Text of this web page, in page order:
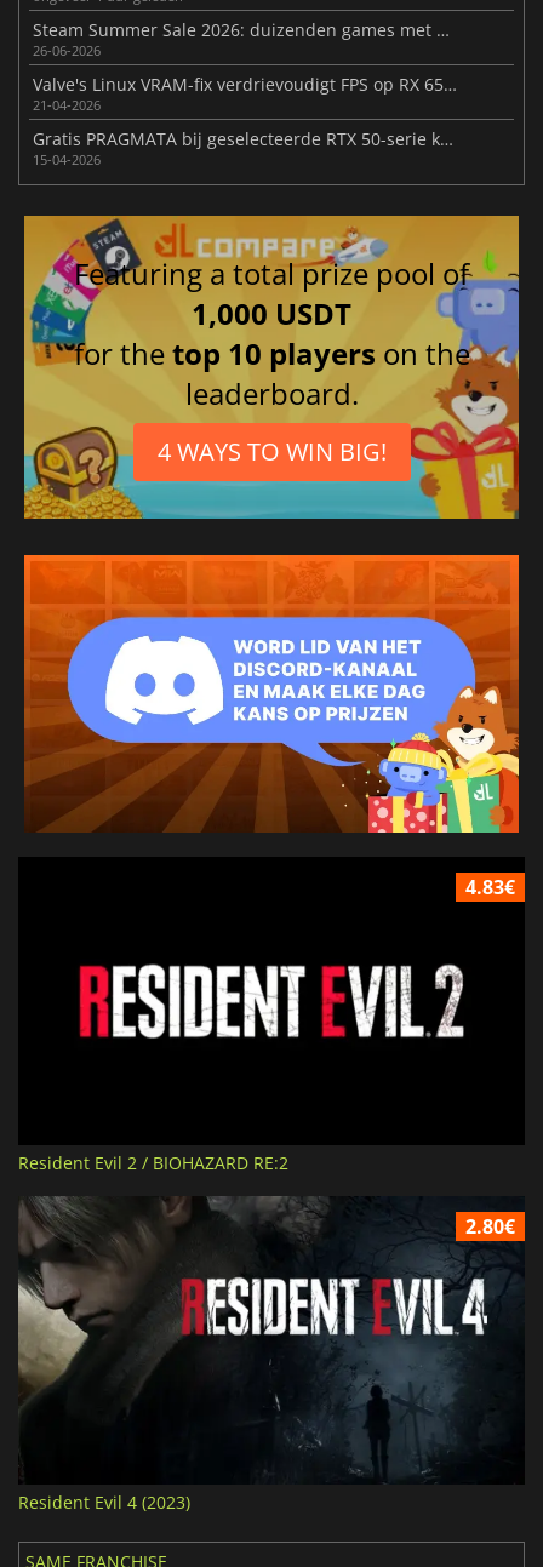
Steam Summer Sale 2026: duizenden games met flinke korting
26-06-2026
Valve's Linux VRAM-fix verdrievoudigt FPS op RX 6500 XT
21-04-2026
Gratis PRAGMATA bij geselecteerde RTX 50-serie kaarten
15-04-2026
Featuring a total prize pool of
1,000 USDT
for thetop 10 players on the
leaderboard.
4 WAYS TO WIN BIG!
4.83€
Resident Evil 2 / BIOHAZARD RE:2
2.80€
Resident Evil 4 (2023)
SAME FRANCHISE